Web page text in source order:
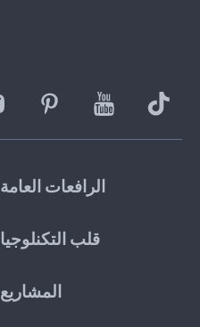
الرافعات العامة
قلب التكنلوجيا
المشاريع